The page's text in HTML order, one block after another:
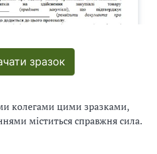
зразок
колегами цими зразками,
міститься справжня сила.